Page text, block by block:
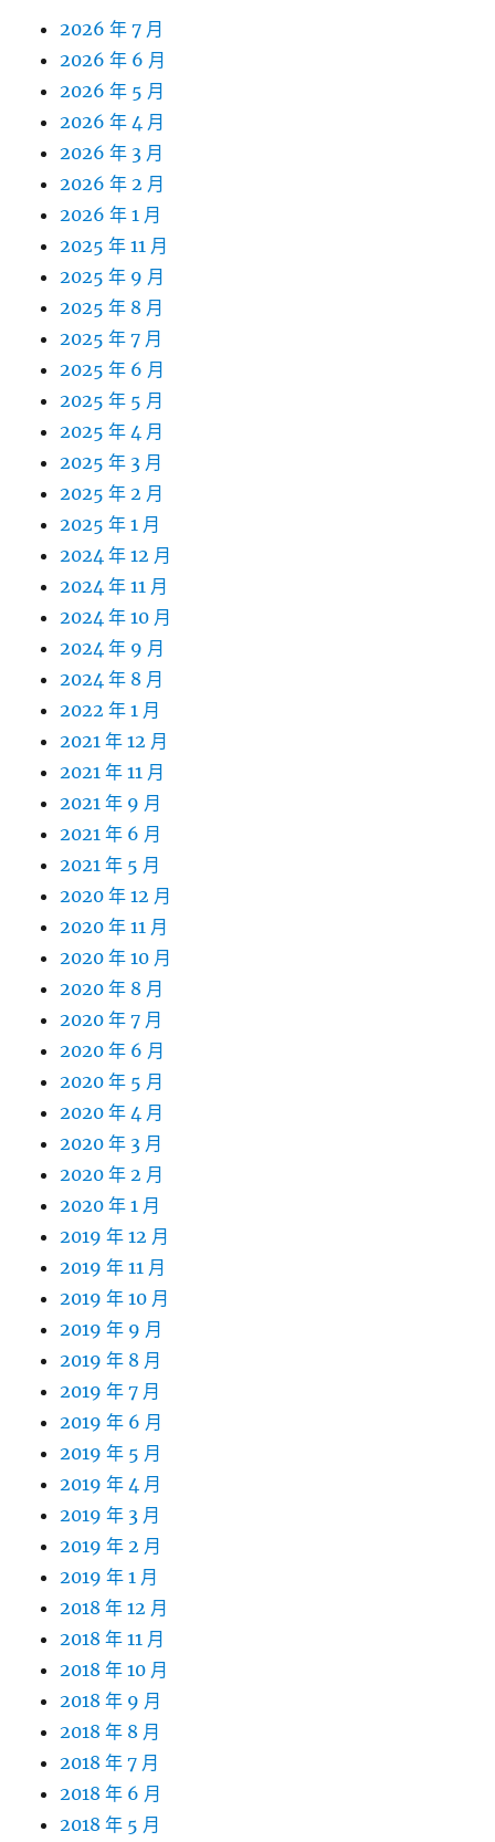
2026 年 7 月
2026 年 6 月
2026 年 5 月
2026 年 4 月
2026 年 3 月
2026 年 2 月
2026 年 1 月
2025 年 11 月
2025 年 9 月
2025 年 8 月
2025 年 7 月
2025 年 6 月
2025 年 5 月
2025 年 4 月
2025 年 3 月
2025 年 2 月
2025 年 1 月
2024 年 12 月
2024 年 11 月
2024 年 10 月
2024 年 9 月
2024 年 8 月
2022 年 1 月
2021 年 12 月
2021 年 11 月
2021 年 9 月
2021 年 6 月
2021 年 5 月
2020 年 12 月
2020 年 11 月
2020 年 10 月
2020 年 8 月
2020 年 7 月
2020 年 6 月
2020 年 5 月
2020 年 4 月
2020 年 3 月
2020 年 2 月
2020 年 1 月
2019 年 12 月
2019 年 11 月
2019 年 10 月
2019 年 9 月
2019 年 8 月
2019 年 7 月
2019 年 6 月
2019 年 5 月
2019 年 4 月
2019 年 3 月
2019 年 2 月
2019 年 1 月
2018 年 12 月
2018 年 11 月
2018 年 10 月
2018 年 9 月
2018 年 8 月
2018 年 7 月
2018 年 6 月
2018 年 5 月